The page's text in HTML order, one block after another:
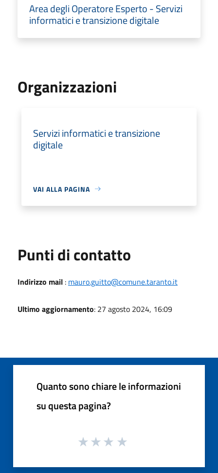
Area degli Operatore Esperto - Servizi
informatici e transizione digitale
Organizzazioni
Servizi informatici e transizione
digitale
VAI ALLA PAGINA
Punti di contatto
Indirizzo mail : mauro.guitto@comune.taranto.it
Ultimo aggiornamento: 27 agosto 2024, 16:09
Quanto sono chiare le informazioni
su questa pagina?